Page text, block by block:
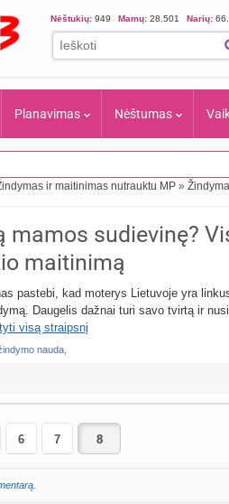
Nėštukių: 949 Mamų: 28.501 Narių:
Planavimas Nėštumas
ir maitinimas nutrauktu MP »
mamos sudievinę?
maitinimą
pastebi, kad moterys Lietuvoje yra
Daugelis dažnai turi savo tvirtą ir
visą straipsnį
nauda
6 7